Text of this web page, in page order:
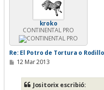
kroko
CONTINENTAL PRO
Re: El Potro de Tortura o
M12 Mar 2013
Jositorix escribió: